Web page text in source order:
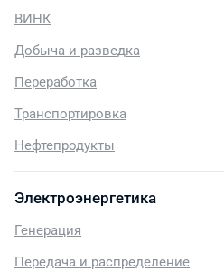
ВИНК
Добыча и разведка
Переработка
Транспортировка
Нефтепродукты
Электроэнергетика
Генерация
Передача и распределение